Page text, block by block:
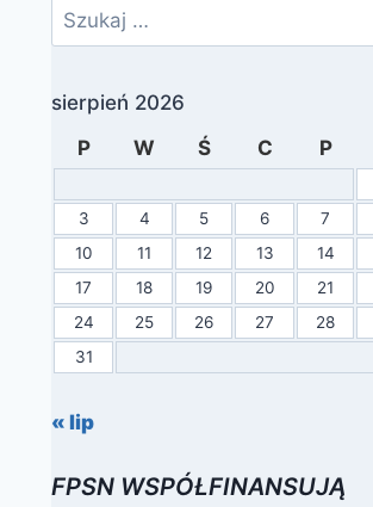
Szukaj:
sierpień 2026
P
W Ś C P
3
4 5 6 7
10
11 12 13 14
17
18 19 20 21
24
25 26 27 28
31
« lip
FPSN WSPÓŁFINANSUJĄ